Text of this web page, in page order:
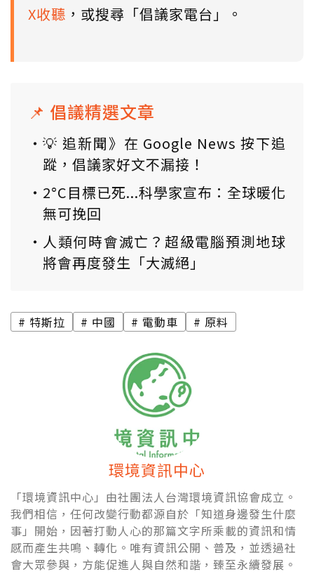
X收聽 ，或搜尋「倡議家電台」。
📌 倡議精選文章
💡 追新聞》在 Google News 按下追
蹤，倡議家好文不漏接！
2°C目標已死...科學家宣布：全球暖化
無可挽回
人類何時會滅亡？超級電腦預測地球
將會再度發生「大滅絕」
特斯拉 中國 電動車 原料
環境資訊中心
「環境資訊中心」由社團法人台灣環境資訊協會成立。
我們相信，任何改變行動都源自於「知道身邊發生什麼
事」開始，因著打動人心的那篇文字所乘載的資訊和情
感而產生共鳴、轉化。唯有資訊公開、普及，並透過社
會大眾參與，方能促進人與自然和諧，臻至永續發展。